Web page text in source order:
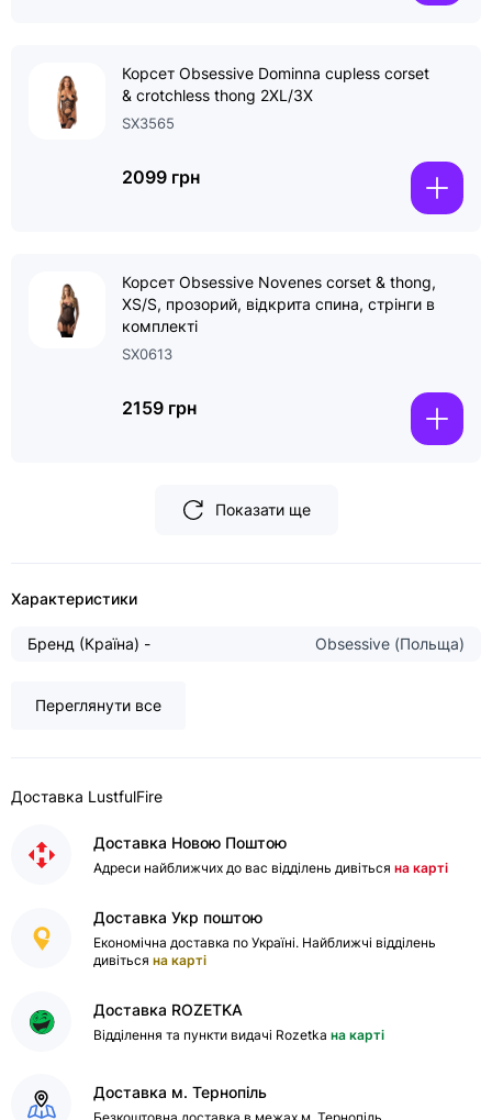
Корсет Obsessive Dominna cupless corset
& crotchless thong 2XL/3X
SX3565
2099 грн
Корсет Obsessive Novenes corset & thong,
XS/S, прозорий, відкрита спина, стрінги в
комплекті
SX0613
2159 грн
Показати ще
Характеристики
Бренд (Країна) - Obsessive (Польща)
Переглянути все
Доставка LustfulFire
Доставка Новою Поштою
Адреси найближчих до вас відділень дивіться на карті
Доставка Укр поштою
Економічна доставка по Україні. Найближчі відділень
дивіться на карті
Доставка ROZETKA
Відділення та пункти видачі Rozetka на карті
Доставка м. Тернопіль